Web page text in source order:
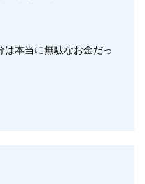
は本当に無駄なお金だっ